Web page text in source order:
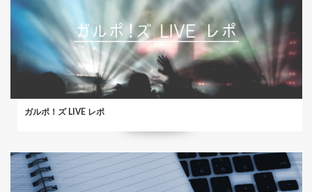
ガルポ！ズ LIVE レポ